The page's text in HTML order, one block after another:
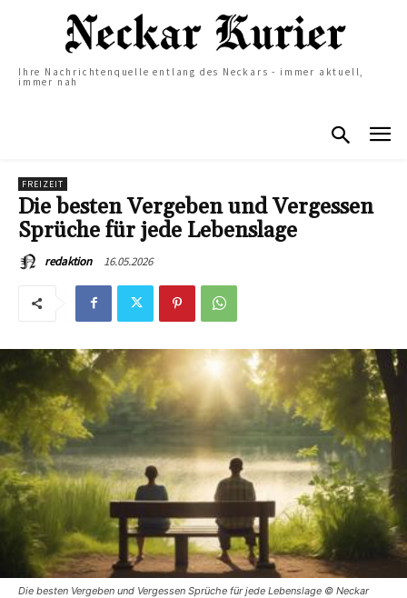
Ihre Nachrichtenquelle entlang des Neckars - immer aktuell,
immer nah
FREIZEIT
Die besten Vergeben und Vergessen
Sprüche für jede Lebenslage
redaktion 16.05.2026
Die besten Vergeben und Vergessen Sprüche für jede Lebenslage © Neckar